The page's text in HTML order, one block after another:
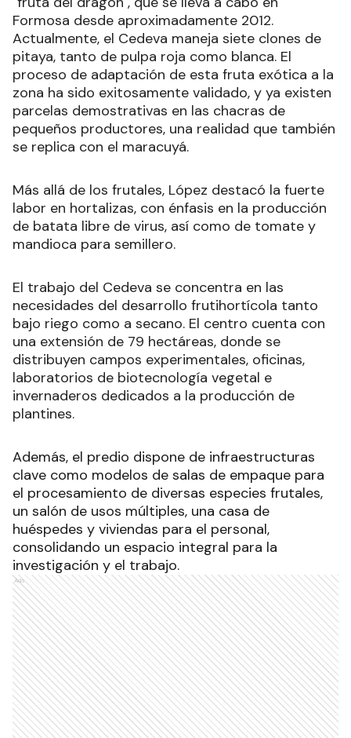
Formosa desde aproximadamente 2012.
Actualmente, el Cedeva maneja siete clones de
pitaya, tanto de pulpa roja como blanca. El
proceso de adaptación de esta fruta exótica a la
zona ha sido exitosamente validado, y ya existen
parcelas demostrativas en las chacras de
pequeños productores, una realidad que también
se replica con el maracuyá.
Más allá de los frutales, López destacó la fuerte
labor en hortalizas, con énfasis en la producción
de batata libre de virus, así como de tomate y
mandioca para semillero.
El trabajo del Cedeva se concentra en las
necesidades del desarrollo frutihortícola tanto
bajo riego como a secano. El centro cuenta con
una extensión de 79 hectáreas, donde se
distribuyen campos experimentales, oficinas,
laboratorios de biotecnología vegetal e
invernaderos dedicados a la producción de
plantines.
Además, el predio dispone de infraestructuras
clave como modelos de salas de empaque para
el procesamiento de diversas especies frutales,
un salón de usos múltiples, una casa de
huéspedes y viviendas para el personal,
consolidando un espacio integral para la
investigación y el trabajo.
Ads